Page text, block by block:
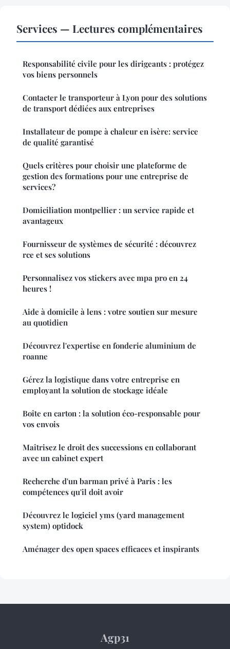
Services — Lectures complémentaires
Responsabilité civile pour les dirigeants : protégez
vos biens personnels
Contacter le transporteur à Lyon pour des solutions
de transport dédiées aux entreprises
Installateur de pompe à chaleur en isère: service
de qualité garantisé
Quels critères pour choisir une plateforme de
gestion des formations pour une entreprise de
services?
Domiciliation montpellier : un service rapide et
avantageux
Fournisseur de systèmes de sécurité : découvrez
rce et ses solutions
Personnalisez vos stickers avec mpa pro en 24
heures !
Aide à domicile à lens : votre soutien sur mesure
au quotidien
Découvrez l'expertise en fonderie aluminium de
roanne
Gérez la logistique dans votre entreprise en
employant la solution de stockage idéale
Boîte en carton : la solution éco-responsable pour
vos envois
Maîtrisez le droit des successions en collaborant
avec un cabinet expert
Recherche d'un barman privé à Paris : les
compétences qu'il doit avoir
Découvrez le logiciel yms (yard management
system) optidock
Aménager des open spaces efficaces et inspirants
Agp31